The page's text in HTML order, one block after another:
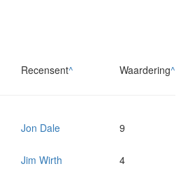
Recensent^ Waardering^
Jon Dale 9
Jim Wirth 4